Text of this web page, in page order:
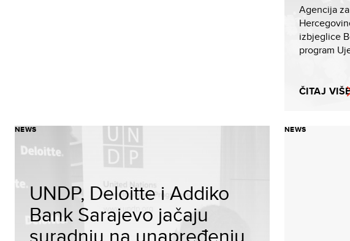
Agencija
izbjeglice
program
ČITAJ
NEWS
UNDP, Deloitte i Addiko
Bank Sarajevo jačaju
NEWS